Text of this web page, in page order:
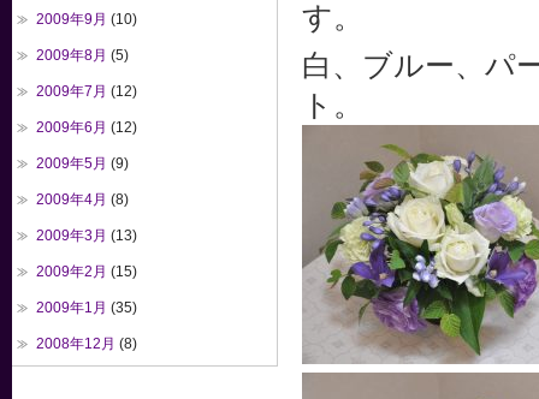
す。
白、ブルー、パ
ト。
2009年9月 (10)
2009年8月 (5)
2009年7月 (12)
2009年6月 (12)
2009年5月 (9)
2009年4月 (8)
2009年3月 (13)
2009年2月 (15)
2009年1月 (35)
2008年12月 (8)